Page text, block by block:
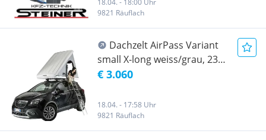
18.04. - 18:00 Uhr
9821 Räuflach
Dachzelt AirPass Variant
small X-long weiss/grau, 230
x 130cm NEU, netto Eur.
€ 3.060
18.04. - 17:58 Uhr
9821 Räuflach